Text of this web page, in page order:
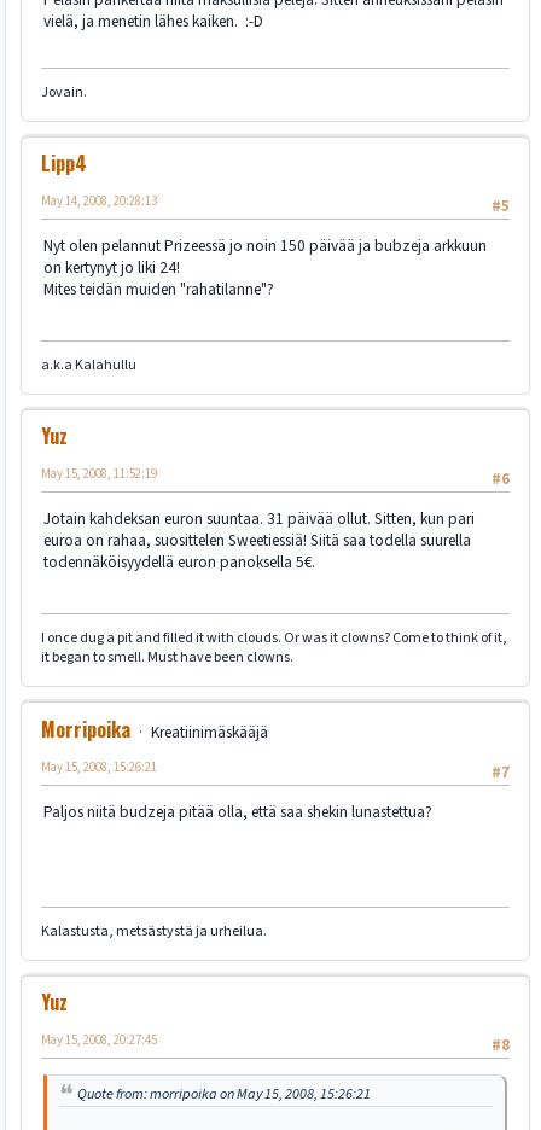
vielä, ja menetin lähes kaiken. :-D
Jovain.
Lipp4
#5
May 14, 2008, 20:28:13
Nyt olen pelannut Prizeessä jo noin 150 päivää ja bubzeja arkkuun
on kertynyt jo liki 24!
Mites teidän muiden "rahatilanne"?
a.k.a Kalahullu
Yuz
#6
May 15, 2008, 11:52:19
Jotain kahdeksan euron suuntaa. 31 päivää ollut. Sitten, kun pari
euroa on rahaa, suosittelen Sweetiessiä! Siitä saa todella suurella
todennäköisyydellä euron panoksella 5€.
I once dug a pit and filled it with clouds. Or was it clowns? Come to think of it,
it began to smell. Must have been clowns.
Morripoika
Kreatiinimäskääjä
#7
May 15, 2008, 15:26:21
Paljos niitä budzeja pitää olla, että saa shekin lunastettua?
Kalastusta, metsästystä ja urheilua.
Yuz
#8
May 15, 2008, 20:27:45
Quote from: morripoika on May 15, 2008, 15:26:21